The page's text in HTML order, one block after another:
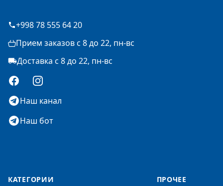
+998 78 555 64 20
Прием заказов с 8 до 22, пн-вс
Доставка с 8 до 22, пн-вс
FacebookInstagram
Наш канал
Наш бот
КАТЕГОРИИ ПРОЧЕЕ